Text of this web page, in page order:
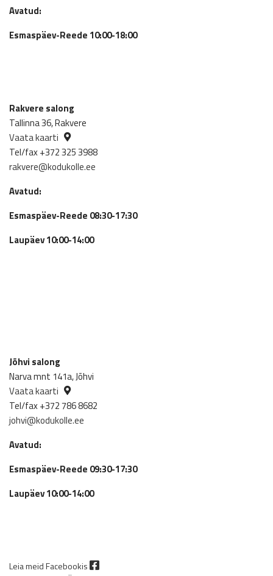
Avatud:
Esmaspäev-Reede 10:00-18:00
Rakvere salong
Tallinna 36, Rakvere
Vaata kaarti
Tel/fax +372 325 3988
rakvere@kodukolle.ee
Avatud:
Esmaspäev-Reede 08:30-17:30
Laupäev 10:00-14:00
Jõhvi salong
Narva mnt 141a, Jõhvi
Vaata kaarti
Tel/fax +372 786 8682
johvi@kodukolle.ee
Avatud:
Esmaspäev-Reede 09:30-17:30
Laupäev 10:00-14:00
Leia meid Facebookis